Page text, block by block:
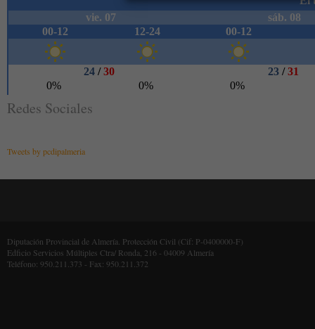
Redes Sociales
Tweets by pcdipalmeria
Diputación Provincial de Almería. Protección Civil (Cif: P-0400000-F)
Edficio Servicios Múltiples Ctra/ Ronda, 216 - 04009 Almería
Teléfono: 950.211.373 - Fax: 950.211.372